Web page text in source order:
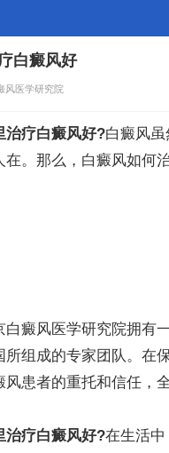
白癜风好
风医学研究院
治疗白癜风好?白癜风
在。那么，白癜风如何
风医学研究院拥有一
所组成的专家团队。在
风患者的重托和信任，
治疗白癜风好?在生活